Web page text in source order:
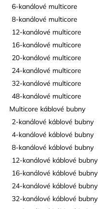
6-kanálové multicore
8-kanálové multicore
12-kanálové multicore
16-kanálové multicore
20-kanálové multicore
24-kanálové multicore
32-kanálové multicore
48-kanálové multicore
Multicore káblové bubny
2-kanálové káblové bubny
4-kanálové káblové bubny
8-kanálové káblové bubny
12-kanálové káblové bubny
16-kanálové káblové bubny
24-kanálové káblové bubny
32-kanálové káblové bubny